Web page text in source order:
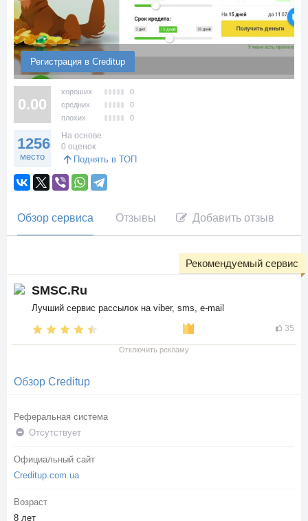
Регистрация в Creditup
0.00
хороших
0
средних
0
плохих
0
1256
место
На основе
0 оценок
Поднять в ТОП
Обзор сервиса Отзывы Добавить отзыв
SMSC.Ru
Лучший сервис рассылок на viber, sms, e-mail
35
Рекомендуемый сервис
Отключить рекламу
Обзор Creditup
Реферальная система
Отсутствует
Официальный сайт
Creditup.com.ua
Возраст
8 лет